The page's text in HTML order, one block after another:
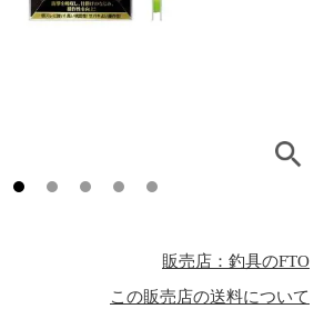
販売店：釣具のFTO
この販売店の送料について